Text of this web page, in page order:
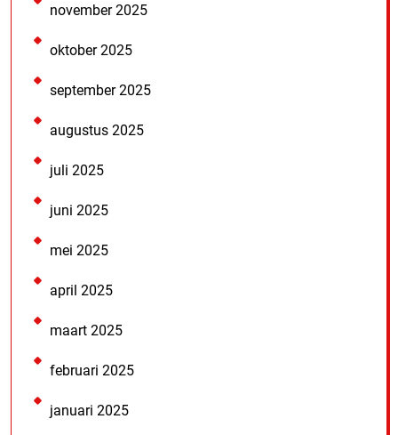
november 2025
oktober 2025
september 2025
augustus 2025
juli 2025
juni 2025
mei 2025
april 2025
maart 2025
februari 2025
januari 2025